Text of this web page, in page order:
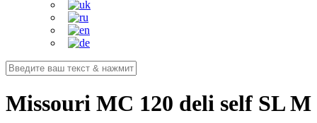
Missouri MC 120 deli self SL M